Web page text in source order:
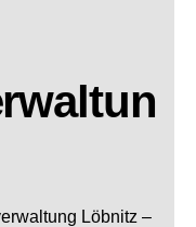
Löbnitz –